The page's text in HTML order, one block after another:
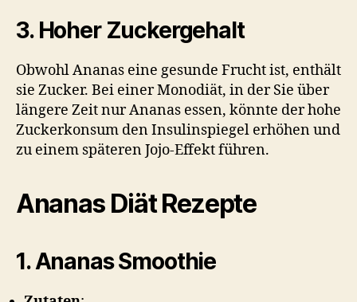
3. Hoher Zuckergehalt
Obwohl Ananas eine gesunde Frucht ist, enthält
sie Zucker. Bei einer Monodiät, in der Sie über
längere Zeit nur Ananas essen, könnte der hohe
Zuckerkonsum den Insulinspiegel erhöhen und
zu einem späteren Jojo-Effekt führen.
Ananas Diät Rezepte
1. Ananas Smoothie